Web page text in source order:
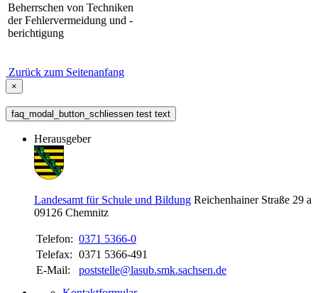
Beherrschen von Techniken
der Fehlervermeidung und -
berichtigung
Zurück zum Seitenanfang
×
faq_modal_button_schliessen test text
Herausgeber
Landesamt für Schule und Bildung Reichenhainer Straße 29 a
09126 Chemnitz
Telefon: 0371 5366-0
Telefax: 0371 5366-491
E-Mail:
poststelle@lasub.smk.sachsen.de